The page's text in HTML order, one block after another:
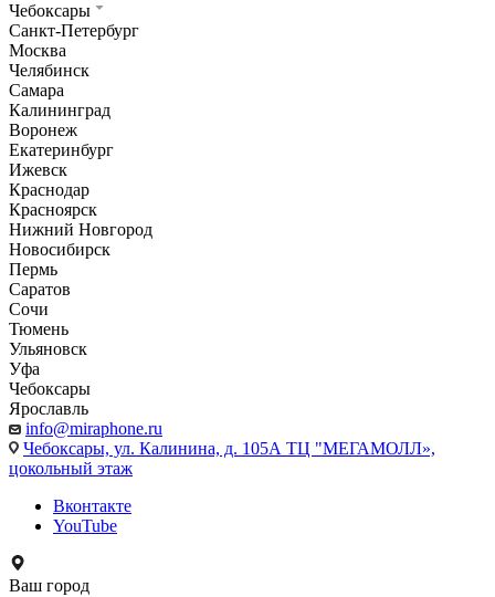
Чебоксары
Санкт-Петербург
Москва
Челябинск
Самара
Калининград
Воронеж
Екатеринбург
Ижевск
Краснодар
Красноярск
Нижний Новгород
Новосибирск
Пермь
Саратов
Сочи
Тюмень
Ульяновск
Уфа
Чебоксары
Ярославль
info@miraphone.ru
Чебоксары, ул. Калинина, д. 105А ТЦ "МЕГАМОЛЛ»,
цокольный этаж
Вконтакте
YouTube
Ваш город